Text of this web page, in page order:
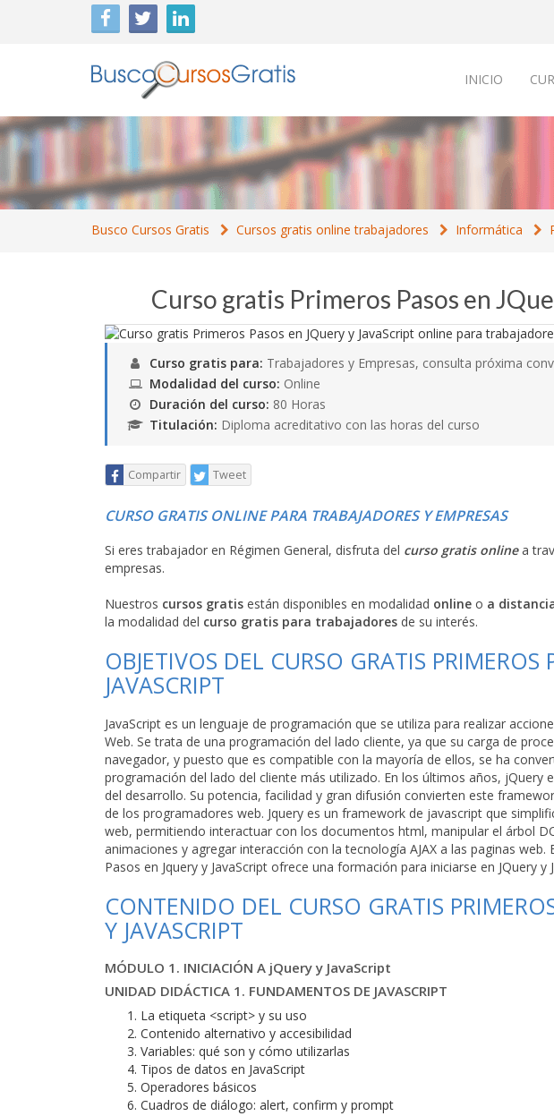
INICIO
Busco Cursos Gratis Cursos gratis online trabajadores Informática
Curso gratis Primeros Pasos en
Curso gratis para: Trabajadores y Empresas, consulta próxima
Modalidad del curso: Online
Duración del curso: 80 Horas
Titulación: Diploma acreditativo con las horas del curso
Compartir Tweet
CURSO GRATIS ONLINE PARA TRABAJADORES Y EMPRESAS
Si eres trabajador en Régimen General, disfruta del curso gratis onlinea
empresas.
Nuestros cursos gratis están disponibles en modalidad online o a
la modalidad del curso gratis para trabajadores de su interés.
OBJETIVOS DEL CURSO GRATIS PRIMEROS
JAVASCRIPT
JavaScript es un lenguaje de programación que se utiliza para realizar
Web. Se trata de una programación del lado cliente, ya que su carga de
navegador, y puesto que es compatible con la mayoría de ellos, se ha
programación del lado del cliente más utilizado. En los últimos años, jQuery
del desarrollo. Su potencia, facilidad y gran difusión convierten este
de los programadores web. Jquery es un framework de javascript que
web, permitiendo interactuar con los documentos html, manipular el árbol
animaciones y agregar interacción con la tecnología AJAX a las paginas web.
Pasos en Jquery y JavaScript ofrece una formación para iniciarse en JQuery y
CONTENIDO DEL CURSO GRATIS
Y JAVASCRIPT
MÓDULO 1. INICIACIÓN A jQuery y JavaScript
UNIDAD DIDÁCTICA 1. FUNDAMENTOS DE JAVASCRIPT
La etiqueta <script> y su uso
Contenido alternativo y accesibilidad
Variables: qué son y cómo utilizarlas
Tipos de datos en JavaScript
Operadores básicos
Cuadros de diálogo: alert, confirm y prompt